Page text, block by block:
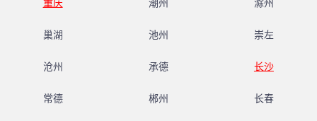
重庆 潮州 滁州
巢湖 池州 崇左
沧州 承德 长沙
常德 郴州 长春